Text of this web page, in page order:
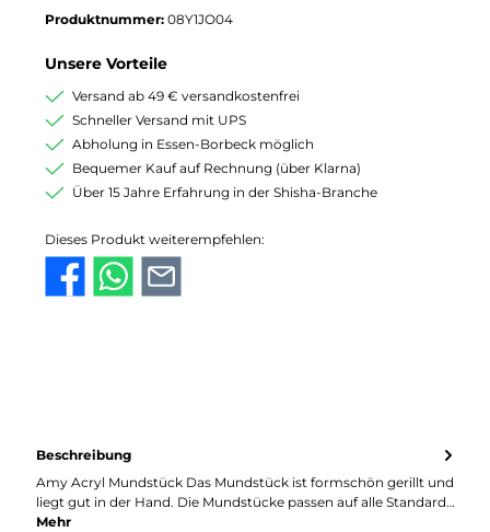
Produktnummer: 08Y1JO04
Unsere Vorteile
Versand ab 49 € versandkostenfrei
Schneller Versand mit UPS
Abholung in Essen-Borbeck möglich
Bequemer Kauf auf Rechnung (über Klarna)
Über 15 Jahre Erfahrung in der Shisha-Branche
Dieses Produkt weiterempfehlen:
Beschreibung
Amy Acryl Mundstück Das Mundstück ist formschön gerillt und
liegt gut in der Hand. Die Mundstücke passen auf alle Standard…
Mehr